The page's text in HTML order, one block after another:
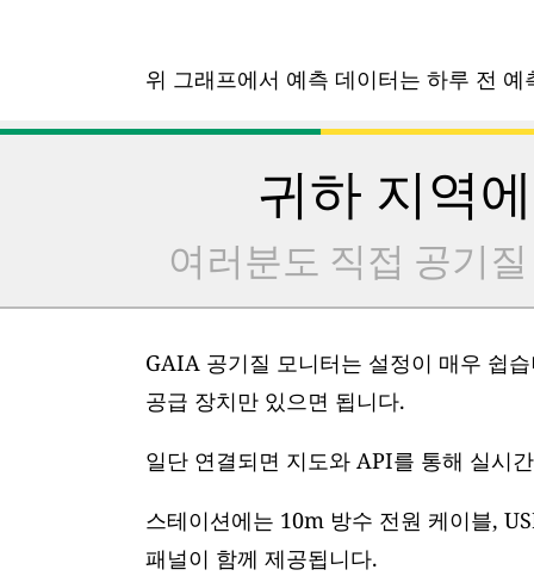
위 그래프에서 예측 데이터는 하루 전
귀하 지역
여러분도 직접 공기
GAIA 공기질 모니터는 설정이 매우 쉽
공급 장치만 있으면 됩니다.
일단 연결되면 지도와 API를 통해 실시
스테이션에는 10m 방수 전원 케이블,
패널이 함께 제공됩니다.